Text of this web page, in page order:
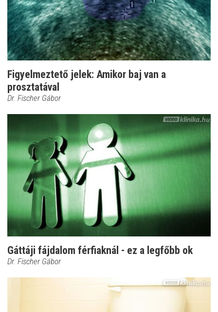
Figyelmeztető jelek: Amikor baj van a
prosztatával
Dr. Fischer Gábor
Gáttáji fájdalom férfiaknál - ez a legfőbb ok
Dr. Fischer Gábor